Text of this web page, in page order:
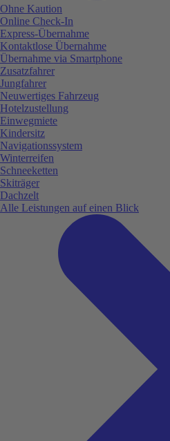
Ohne Kaution
Online Check-In
Express-Übernahme
Kontaktlose Übernahme
Übernahme via Smartphone
Zusatzfahrer
Jungfahrer
Neuwertiges Fahrzeug
Hotelzustellung
Einwegmiete
Kindersitz
Navigationssystem
Winterreifen
Schneeketten
Skiträger
Dachzelt
Alle Leistungen auf einen Blick